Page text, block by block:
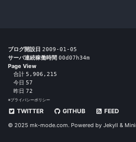
ブログ開設日 2009-01-05
サーバ連続稼働時間 00d07h34m
Page View
合計 5,906,215
今日 57
昨日 72
※プライバシーポリシー
TWITTER GITHUB FEED
© 2025 mk-mode.com. Powered by Jekyll &